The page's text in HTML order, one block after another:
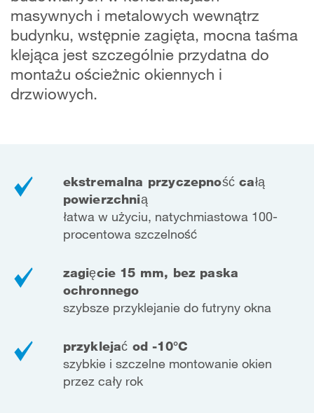
masywnych i metalowych wewnątrz
budynku, wstępnie zagięta, mocna taśma
klejąca jest szczególnie przydatna do
montażu ościeżnic okiennych i
drzwiowych.
ekstremalna przyczepność całą
powierzchnią
łatwa w użyciu, natychmiastowa 100-
procentowa szczelność
zagięcie 15 mm, bez paska
ochronnego
szybsze przyklejanie do futryny okna
przyklejać od -10°C
szybkie i szczelne montowanie okien
przez cały rok